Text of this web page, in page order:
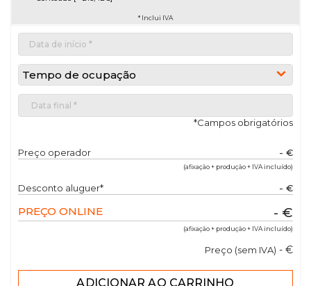
* Inclui IVA
Tempo de ocupação
*Campos obrigatórios
Preço operador - €
(afixação + produção + IVA incluído)
Desconto aluguer* - €
PREÇO ONLINE - €
(afixação + produção + IVA incluído)
Preço (sem IVA) - €